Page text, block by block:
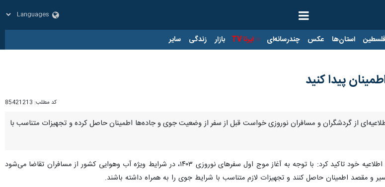
فلسطین استان‌ها عکس چندرسانه‌ای ایرنا TV بازار زندگی سایر
پیدا کنید
کد مطلب: 85421213
از گردشگران و مسافران نوروزی خواست قبل از سفر از وضعیت جوی و جاده‌ها اطمینان حاصل کرده و تجهیزات متناسب با
، ستاد مرکزی هماهنگی خدمات سفر در سومین اطلاعیه خود تاکید کرد: با توجه به آغاز موج اول سفرهای نوروزی ۱۴۰۳، در شرایط ویژه آب وهوایی کشور از مسافران تقاضا می‌شود
مقصد اطمینان حاصل کنند و تجهیزات لازم متناسب با شرایط جوی را به همراه داشته باشند.